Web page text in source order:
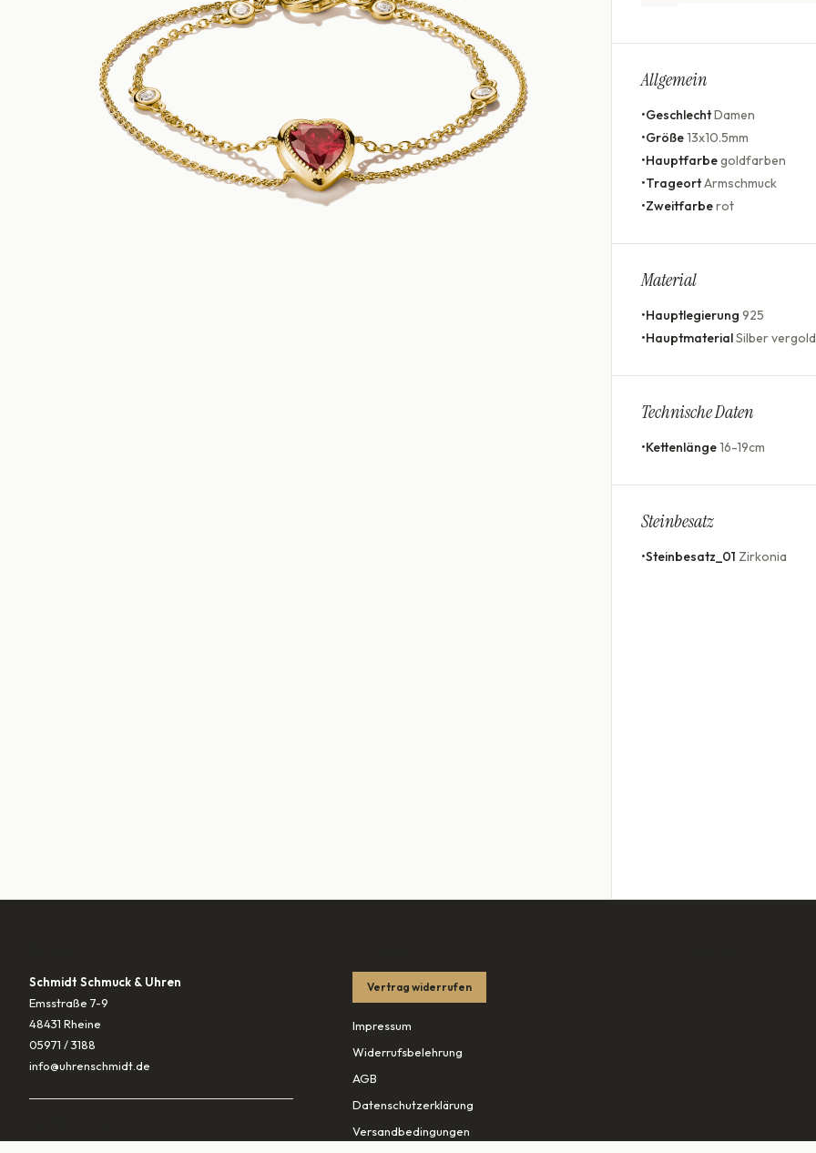
Allgemein
•GeschlechtDamen
•Größe13x10.5mm
•Hauptfarbegoldfarben
•TrageortArmschmuck
•Zweitfarberot
Material
•Hauptlegierung 925
•HauptmaterialSilber
Technische Daten
•Kettenlänge16-19cm
Steinbesatz
•Steinbesatz_01 Zirkonia
Schmidt Schmuck & Uhren
Emsstraße 7-9
48431 Rheine
05971 / 3188
info@uhrenschmidt.de
Vertrag widerrufen
Impressum
Widerrufsbelehrung
AGB
Datenschutzerklärung
Versandbedingungen